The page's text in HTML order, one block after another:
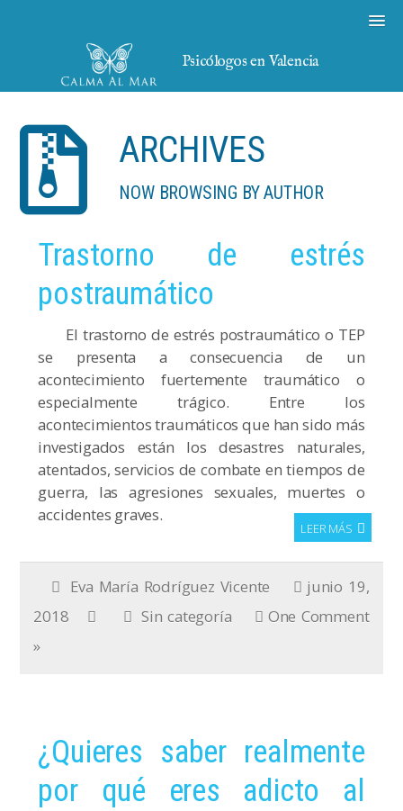
Psicólogos en Valencia
ARCHIVES
NOW BROWSING BY AUTHOR
Trastorno de estrés
postraumático
El trastorno de estrés postraumático o TEP
se presenta a consecuencia de un
acontecimiento fuertemente traumático o
especialmente trágico. Entre los
acontecimientos traumáticos que han sido más
investigados están los desastres naturales,
atentados, servicios de combate en tiempos de
guerra, las agresiones sexuales, muertes o
accidentes graves.
LEER MÁS
Eva María Rodríguez Vicente
junio 19,
2018
Sin categoría
One Comment
»
¿Quieres saber realmente
por qué eres adicto al